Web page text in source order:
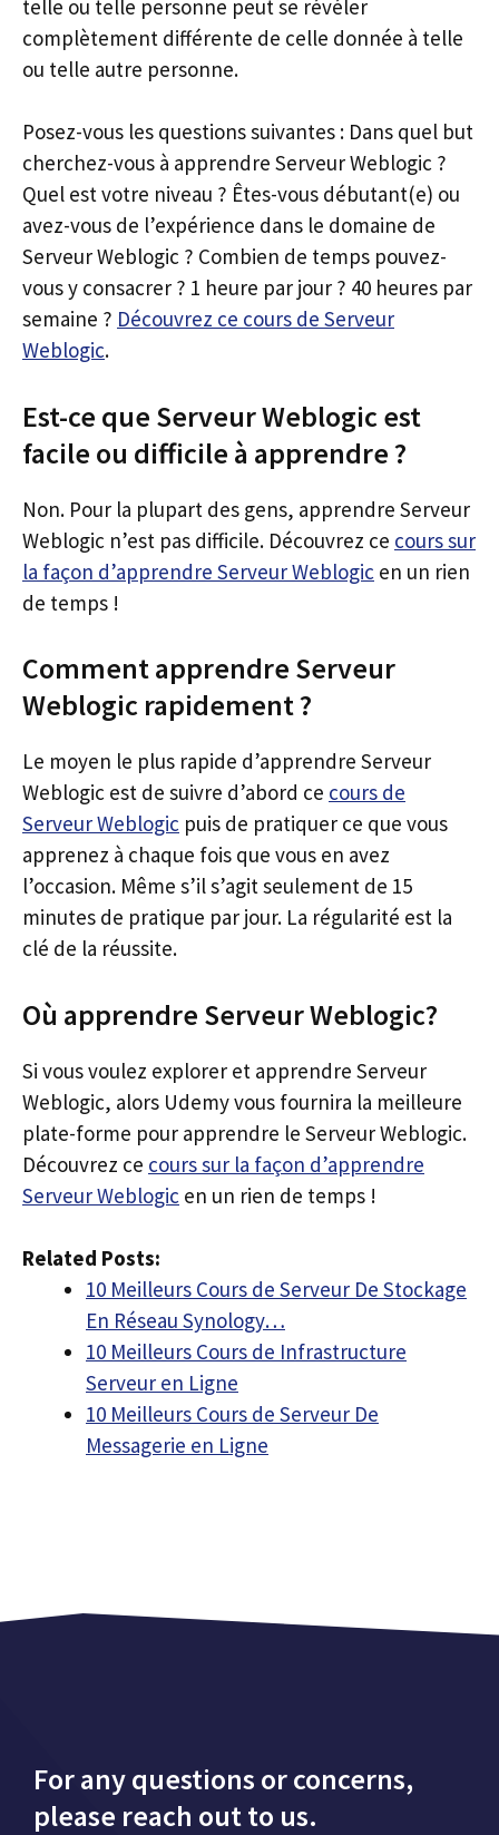
telle ou telle personne peut se révéler
complètement différente de celle donnée à telle
ou telle autre personne.
Posez-vous les questions suivantes : Dans quel but
cherchez-vous à apprendre Serveur Weblogic ?
Quel est votre niveau ? Êtes-vous débutant(e) ou
avez-vous de l’expérience dans le domaine de
Serveur Weblogic ? Combien de temps pouvez-
vous y consacrer ? 1 heure par jour ? 40 heures par
semaine ? Découvrez ce cours de Serveur
Weblogic.
Est-ce que Serveur Weblogic est
facile ou difficile à apprendre ?
Non. Pour la plupart des gens, apprendre Serveur
Weblogic n’est pas difficile. Découvrez ce cours sur
la façon d’apprendre Serveur Weblogic en un rien
de temps !
Comment apprendre Serveur
Weblogic rapidement ?
Le moyen le plus rapide d’apprendre Serveur
Weblogic est de suivre d’abord ce cours de
Serveur Weblogic puis de pratiquer ce que vous
apprenez à chaque fois que vous en avez
l’occasion. Même s’il s’agit seulement de 15
minutes de pratique par jour. La régularité est la
clé de la réussite.
Où apprendre Serveur Weblogic?
Si vous voulez explorer et apprendre Serveur
Weblogic, alors Udemy vous fournira la meilleure
plate-forme pour apprendre le Serveur Weblogic.
Découvrez ce cours sur la façon d’apprendre
Serveur Weblogic en un rien de temps !
Related Posts:
10 Meilleurs Cours de Serveur De Stockage
En Réseau Synology…
10 Meilleurs Cours de Infrastructure
Serveur en Ligne
10 Meilleurs Cours de Serveur De
Messagerie en Ligne
For any questions or concerns,
please reach out to us.